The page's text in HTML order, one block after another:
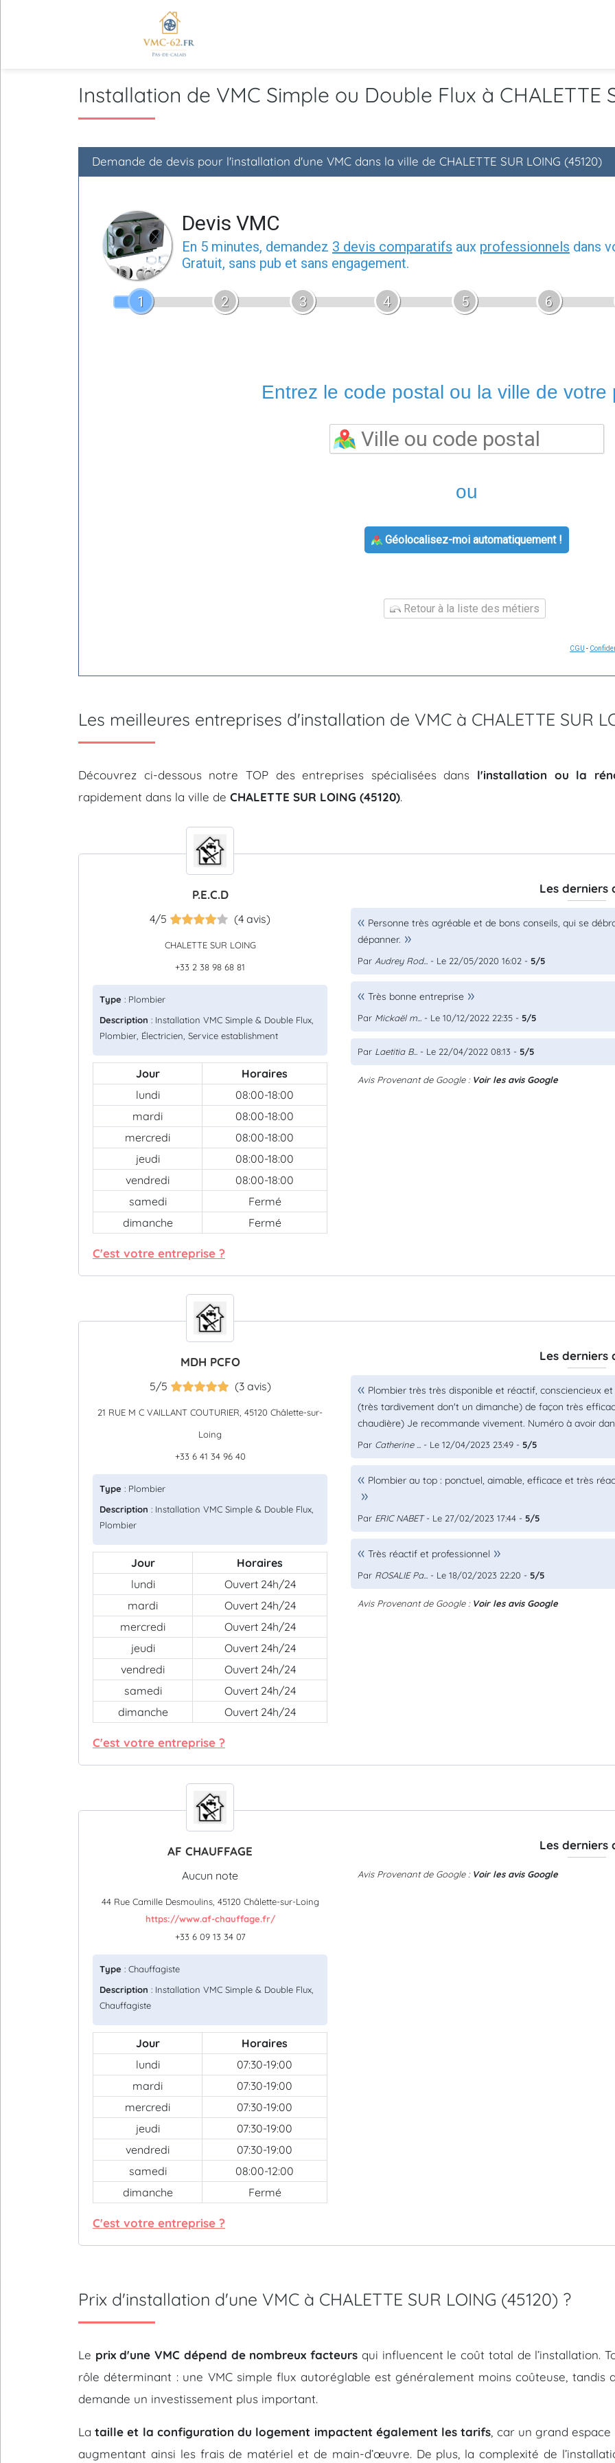
Installation de VMC Simple ou Double Flux à CHALETTE
Demande de devis pour l'installation d'une VMC dans la ville de CHALETTE SUR LOING (45120)
Devis VMC
En 5 minutes, demandez 3 devis comparatifs aux professionnels dans
Gratuit, sans pub et sans engagement.
1 2 3 4 5 6
Entrez le code postal ou la ville de votre
ou
Géolocalisez-moi automatiquement !
Retour à la liste des métiers
CGU -
Les meilleures entreprises d'installation de VMC à CHALETTE SUR
Découvrez ci-dessous notre TOP des entreprises spécialisées dans l'installation ou la
rapidement dans la ville de CHALETTE SUR LOING (45120).
P.E.C.D
4/5 (4 avis)
CHALETTE SUR LOING
+33 2 38 98 68 81
Type : Plombier
Description : Installation VMC Simple & Double Flux,
Plombier, Électricien, Service establishment
Jour
Horaires
lundi
08:00-18:00
mardi
08:00-18:00
mercredi
08:00-18:00
jeudi
08:00-18:00
vendredi
08:00-18:00
samedi
Fermé
dimanche
Fermé
C'est votre entreprise ?
Les derniers
Personne très agréable et de bons conseils, qui se
dépanner.
Par Audrey Rod... - Le 22/05/2020 16:02 - 5/5
Très bonne entreprise
Par Mickaël m... - Le 10/12/2022 22:35 - 5/5
Par Laetitia B... - Le 22/04/2022 08:13 - 5/5
Avis Provenant de Google : Voir les avis Google
MDH PCFO
5/5 (3 avis)
21 RUE M C VAILLANT COUTURIER, 45120 Châlette-sur-
Loing
+33 6 41 34 96 40
Type : Plombier
Description : Installation VMC Simple & Double Flux,
Plombier
Jour
Horaires
lundi
Ouvert 24h/24
mardi
Ouvert 24h/24
mercredi
Ouvert 24h/24
jeudi
Ouvert 24h/24
vendredi
Ouvert 24h/24
samedi
Ouvert 24h/24
dimanche
Ouvert 24h/24
C'est votre entreprise ?
Les derniers
Plombier très très disponible et réactif, consciencieux
(très tardivement don't un dimanche) de façon très
chaudière) Je recommande vivement. Numéro à avoir
Par Catherine ... - Le 12/04/2023 23:49 - 5/5
Plombier au top : ponctuel, aimable, efficace et très
Par ERIC NABET- Le 27/02/2023 17:44 - 5/5
Très réactif et professionnel
Par ROSALIE Pa... - Le 18/02/2023 22:20 - 5/5
Avis Provenant de Google : Voir les avis Google
AF CHAUFFAGE
Aucun note
44 Rue Camille Desmoulins, 45120 Châlette-sur-Loing
https://www.af-chauffage.fr/
+33 6 09 13 34 07
Type : Chauffagiste
Description : Installation VMC Simple & Double Flux,
Chauffagiste
Jour
Horaires
lundi
07:30-19:00
mardi
07:30-19:00
mercredi
07:30-19:00
jeudi
07:30-19:00
vendredi
07:30-19:00
samedi
08:00-12:00
dimanche
Fermé
C'est votre entreprise ?
Les derniers
Avis Provenant de Google : Voir les avis Google
Prix d'installation d'une VMC à CHALETTE SUR LOING (45120) ?
Le prix d'une VMC dépend de nombreux facteurs qui influencent le coût total de l’installation.
rôle déterminant : une VMC simple flux autoréglable est généralement moins coûteuse, tandis
demande un investissement plus important.
Lataille et la configuration du logement impactent également les tarifs , car un grand
augmentant ainsi les frais de matériel et de main-d’œuvre. De plus, la complexité de